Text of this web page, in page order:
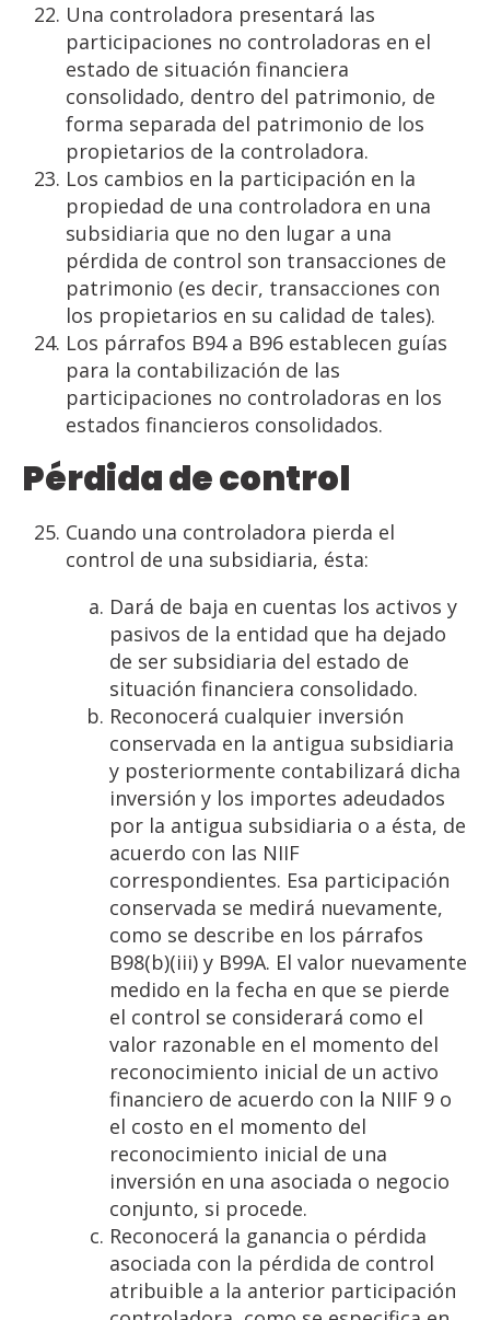
Una controladora presentará las
participaciones no controladoras en el
estado de situación financiera
consolidado, dentro del patrimonio, de
forma separada del patrimonio de los
propietarios de la controladora.
Los cambios en la participación en la
propiedad de una controladora en una
subsidiaria que no den lugar a una
pérdida de control son transacciones de
patrimonio (es decir, transacciones con
los propietarios en su calidad de tales).
Los párrafos B94 a B96 establecen guías
para la contabilización de las
participaciones no controladoras en los
estados financieros consolidados.
Pérdidadecontrol
Cuando una controladora pierda el
control de una subsidiaria, ésta:
Dará de baja en cuentas los activos y
pasivos de la entidad que ha dejado
de ser subsidiaria del estado de
situación financiera consolidado.
Reconocerá cualquier inversión
conservada en la antigua subsidiaria
y posteriormente contabilizará dicha
inversión y los importes adeudados
por la antigua subsidiaria o a ésta, de
acuerdo con las NIIF
correspondientes. Esa participación
conservada se medirá nuevamente,
como se describe en los párrafos
B98(b)(iii) y B99A. El valor nuevamente
medido en la fecha en que se pierde
el control se considerará como el
valor razonable en el momento del
reconocimiento inicial de un activo
financiero de acuerdo con la NIIF 9 o
el costo en el momento del
reconocimiento inicial de una
inversión en una asociada o negocio
conjunto, si procede.
Reconocerá la ganancia o pérdida
asociada con la pérdida de control
atribuible a la anterior participación